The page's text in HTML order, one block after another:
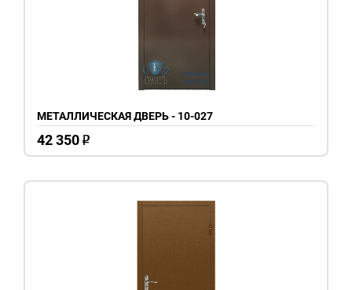
МЕТАЛЛИЧЕСКАЯ ДВЕРЬ - 10-027
42 350 o